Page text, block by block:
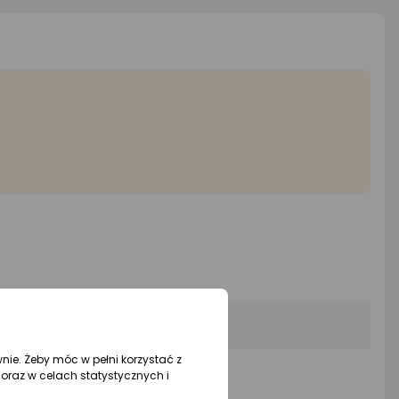
Żeby móc w pełni korzystać z
w celach statystycznych i